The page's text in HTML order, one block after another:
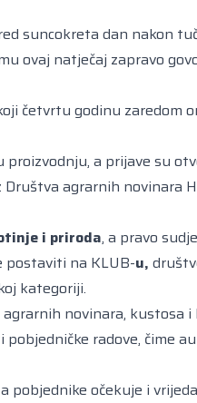
suncokreta dan nakon
ovaj natječaj zapravo
četvrtu godinu zaredom
a prijave su
agrarnih novinara
i priroda, a pravo
postaviti na KLUB-u,
kategoriji.
novinara, kustosa
radove, čime
očekuje i